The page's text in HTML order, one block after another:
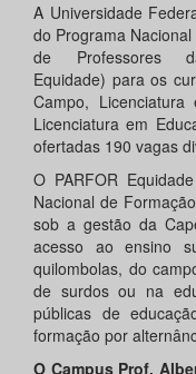
A Universidade
do Programa
de Professores
Equidade) para os
Campo,
Licenciatura em
ofertadas 190 vagas
O PARFOR
Nacional de
sob a gestão da
acesso ao ensino
quilombolas, do
de surdos ou na
públicas de
formação por
O Campus Prof.